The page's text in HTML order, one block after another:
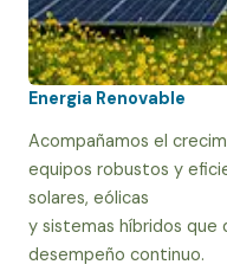
Energia Renovable
Acompañamos el
equipos robustos y
solares, eólicas
y sistemas híbridos que
desempeño continuo.